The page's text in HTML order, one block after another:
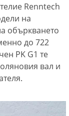
Renntech
на
объркването
до 722
PK G1 те
вал и